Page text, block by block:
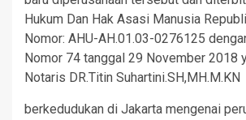
Hukum Dan Hak Asasi Manusia
Nomor: AHU-AH.01.03-0276125
Nomor 74 tanggal 29 November 2018
Notaris DR.Titin Suhartini.SH,MH.M.KN
berkedudukan di Jakarta mengenai